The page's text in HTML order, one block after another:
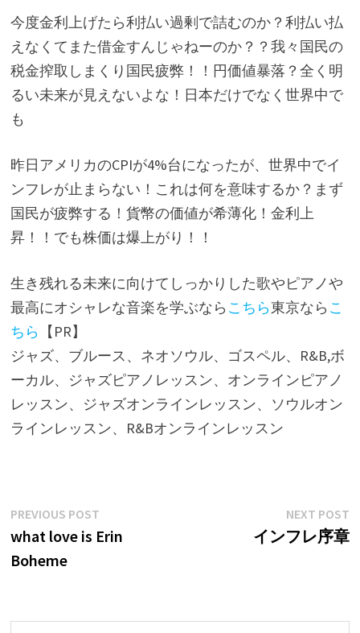
今度金利上げたら利払い過剰で詰むのか？利払い払
えなくてまた借金すんじゃねーのか？？我々国民の
税金搾取しまくり国民疲弊！！円価値暴落？全く明
るい未来が見えないよな！日本だけでなく世界中で
も
昨日アメリカのCPIが4%台になったが、世界中でイ
ンフレが止まらない！これは何を意味するか？まず
国民が疲弊する！貨幣の価値が希薄化！金利上
昇！！でも株価は爆上がり！！
生き残れる未来に向けてしっかりした歌やピアノや
最高にオシャレな音楽を学ぶなら こちら東京なら こ
ちら 【PR】
ジャズ、ブルース、ネオソウル、ゴスペル、R&B,ボ
ーカル、ジャズピアノレッスン、オンラインピアノ
レッスン、ジャズオンラインレッスン、ソウルオン
ラインレッスン、R&Bオンラインレッスン
Post
navigation
PREVIOUS POSTPrevious
post:
what love is Erin
Boheme
NEXT POST
インフレ序章